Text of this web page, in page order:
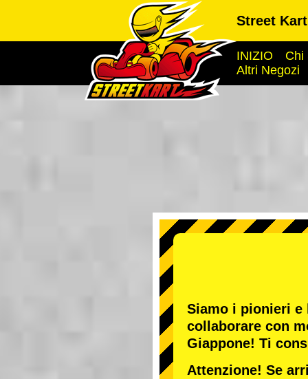
Street
INIZIO
Chi
Altri Negozi
Siamo i pionieri e
collaborare con
Giappone! Ti
Attenzione! Se